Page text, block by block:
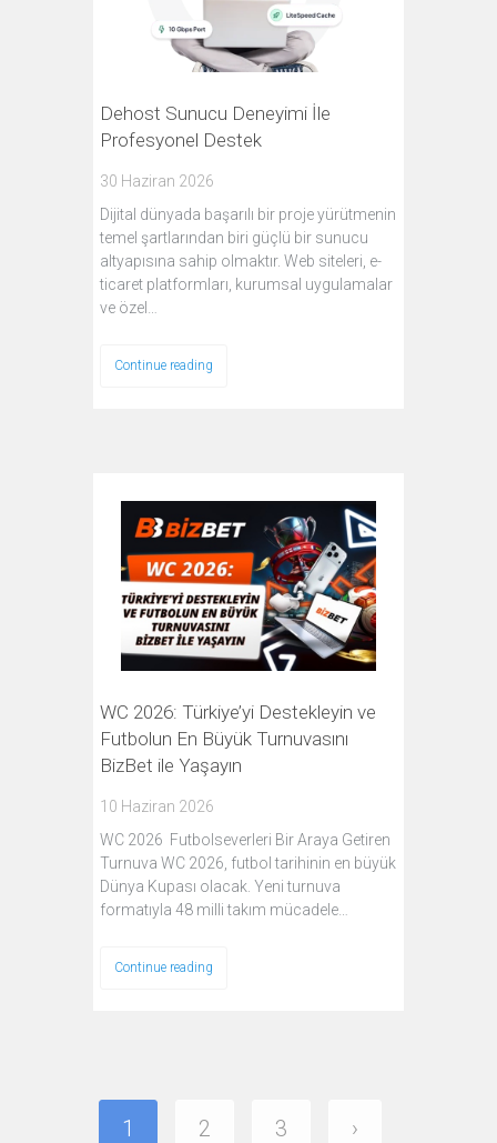
Dehost Sunucu Deneyimi İle
Profesyonel Destek
30 Haziran 2026
Dijital dünyada başarılı bir proje yürütmenin
temel şartlarından biri güçlü bir sunucu
altyapısına sahip olmaktır. Web siteleri, e-
ticaret platformları, kurumsal uygulamalar
ve özel…
Continue reading
WC 2026: Türkiye’yi Destekleyin ve
Futbolun En Büyük Turnuvasını
BizBet ile Yaşayın
10 Haziran 2026
WC 2026 Futbolseverleri Bir Araya Getiren
Turnuva WC 2026, futbol tarihinin en büyük
Dünya Kupası olacak. Yeni turnuva
formatıyla 48 milli takım mücadele…
Continue reading
1 2 3 ›